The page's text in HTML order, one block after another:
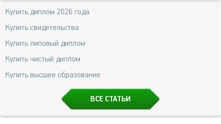
Купить диплом 2026 года
Купить свидетельства
Купить липовый диплом
Купить чистый диплом
Купить высшее образование
ВСЕ СТАТЬИ